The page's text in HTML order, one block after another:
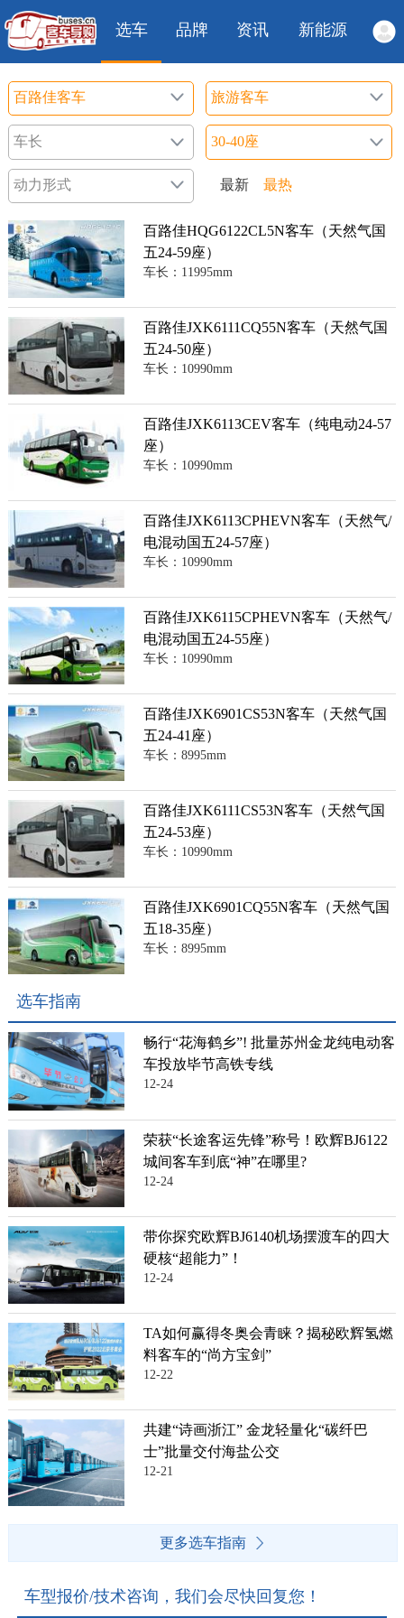
选车 品牌 资讯 新能源
最新 最热
百路佳HQG6122CL5N客车（天然气国
五24-59座）
车长：11995mm
百路佳JXK6111CQ55N客车（天然气国
五24-50座）
车长：10990mm
百路佳JXK6113CEV客车（纯电动24-57
座）
车长：10990mm
百路佳JXK6113CPHEVN客车（天然气/
电混动国五24-57座）
车长：10990mm
百路佳JXK6115CPHEVN客车（天然气/
电混动国五24-55座）
车长：10990mm
百路佳JXK6901CS53N客车（天然气国
五24-41座）
车长：8995mm
百路佳JXK6111CS53N客车（天然气国
五24-53座）
车长：10990mm
百路佳JXK6901CQ55N客车（天然气国
五18-35座）
车长：8995mm
选车指南
畅行“花海鹤乡”! 批量苏州金龙纯电动客
车投放毕节高铁专线
12-24
荣获“长途客运先锋”称号！欧辉BJ6122
城间客车到底“神”在哪里?
12-24
带你探究欧辉BJ6140机场摆渡车的四大
硬核“超能力”！
12-24
TA如何赢得冬奥会青睐？揭秘欧辉氢燃
料客车的“尚方宝剑”
12-22
共建“诗画浙江” 金龙轻量化“碳纤巴
士”批量交付海盐公交
12-21
更多选车指南
车型报价/技术咨询，我们会尽快回复您！